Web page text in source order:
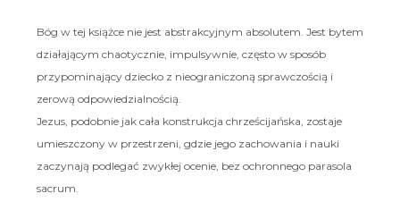
Bóg w tej książce nie jest abstrakcyjnym absolutem. Jest bytem
działającym chaotycznie, impulsywnie, często w sposób
przypominający dziecko z nieograniczoną sprawczością i
zerową odpowiedzialnością.
Jezus, podobnie jak cała konstrukcja chrześcijańska, zostaje
umieszczony w przestrzeni, gdzie jego zachowania i nauki
zaczynają podlegać zwykłej ocenie, bez ochronnego parasola
sacrum.